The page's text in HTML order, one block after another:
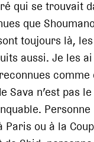
qui se trouvait
que
toujours là,
aussi. Je les ai
Sava n’est pas
Paris ou à la